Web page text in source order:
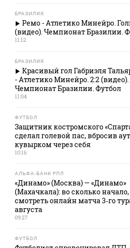
БРАЗИЛИЯ
Ремо - Атлетико Минейро.
(видео). Чемпионат Бразилии.
11:12
БРАЗИЛИЯ
Красивый гол Габриэля
- Атлетико Минейро. 2:2 (видео).
Чемпионат Бразилии. Футбол
11:04
ФУТБОЛ
Защитник костромского
сделал голевой пас, вбросив
кувырком через себя
10:16
АЛЬФА-БАНК РПЛ
«Динамо» (Москва) — «Динамо»
(Махачкала): во сколько начало,
смотреть онлайн матча 3‑го
августа
09:27
ФУТБОЛ